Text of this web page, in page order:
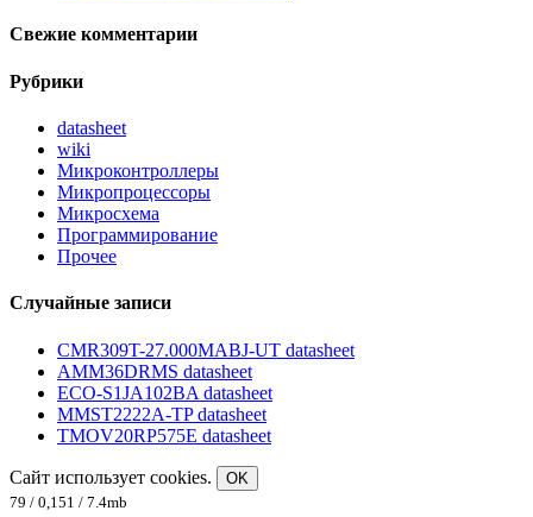
Свежие комментарии
Рубрики
datasheet
wiki
Микроконтроллеры
Микропроцессоры
Микросхема
Программирование
Прочее
Случайные записи
CMR309T-27.000MABJ-UT datasheet
AMM36DRMS datasheet
ECO-S1JA102BA datasheet
MMST2222A-TP datasheet
TMOV20RP575E datasheet
Сайт использует cookies.
OK
79 / 0,151 / 7.4mb